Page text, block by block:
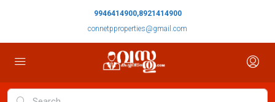
9946414900,8921414900
connetpproperties@gmail.com